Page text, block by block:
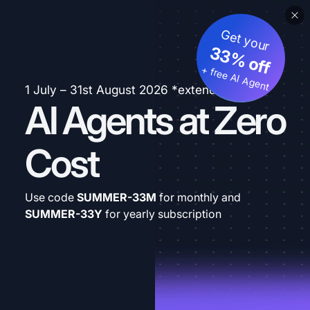
1 July – 31st August 2026 *extended
AI Agents at Zero
Cost
Get your
33% off
+ free AI Agent
Use code SUMMER-33M for monthly and
SUMMER-33Y for yearly subscription